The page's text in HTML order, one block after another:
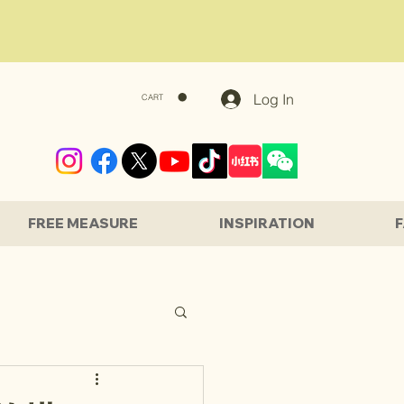
CART Log In
FREE MEASURE INSPIRATION